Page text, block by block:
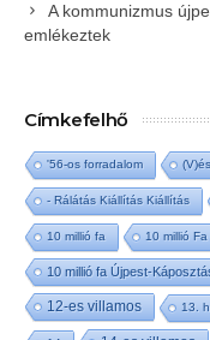
A kommunizmus
emlékeztek
Címkefelhő
'56-os forradalom
- Rálátás Kiállítás Kiállítás
10 millió fa 10 millió
10 millió fa Újpest-
12-es villamos 13.